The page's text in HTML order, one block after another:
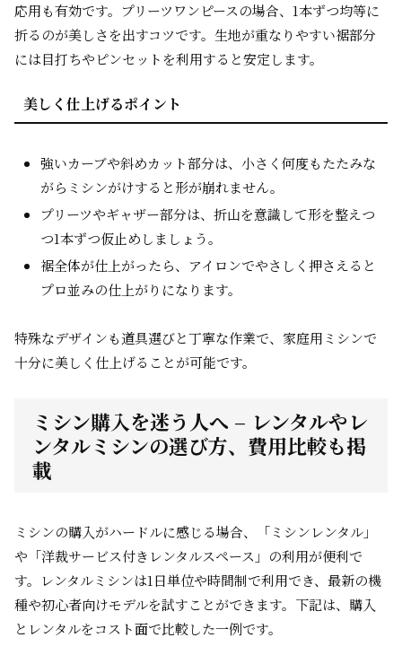
応用も有効です。プリーツワンピースの場合、1本ずつ均等に
折るのが美しさを出すコツです。生地が重なりやすい裾部分
には目打ちやピンセットを利用すると安定します。
美しく仕上げるポイント
強いカーブや斜めカット部分は、小さく何度もたたみな
がらミシンがけすると形が崩れません。
プリーツやギャザー部分は、折山を意識して形を整えつ
つ1本ずつ仮止めしましょう。
裾全体が仕上がったら、アイロンでやさしく押さえると
プロ並みの仕上がりになります。
特殊なデザインも道具選びと丁寧な作業で、家庭用ミシンで
十分に美しく仕上げることが可能です。
ミシン購入を迷う人へ – レンタルやレ
ンタルミシンの選び方、費用比較も掲
載
ミシンの購入がハードルに感じる場合、「ミシンレンタル」
や「洋裁サービス付きレンタルスペース」の利用が便利で
す。レンタルミシンは1日単位や時間制で利用でき、最新の機
種や初心者向けモデルを試すことができます。下記は、購入
とレンタルをコスト面で比較した一例です。